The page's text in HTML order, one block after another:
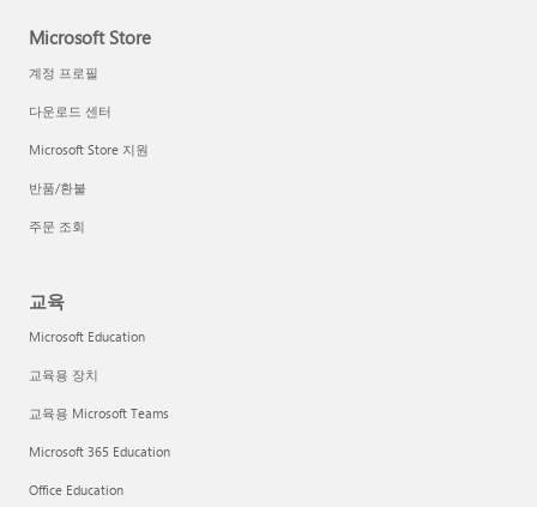
Microsoft Store
계정 프로필
다운로드 센터
Microsoft Store 지원
반품/환불
주문 조회
교육
Microsoft Education
교육용 장치
교육용 Microsoft Teams
Microsoft 365 Education
Office Education